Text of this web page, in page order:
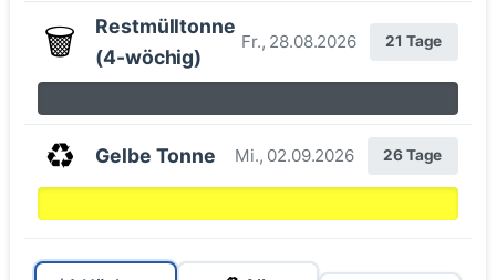
🗑️
Restmülltonne
(4-wöchig)
Fr., 28.08.2026 21 Tage
♻️ Gelbe Tonne Mi., 02.09.2026 26 Tage